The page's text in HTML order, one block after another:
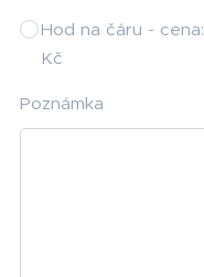
Hod na čáru -
Kč
Poznámka